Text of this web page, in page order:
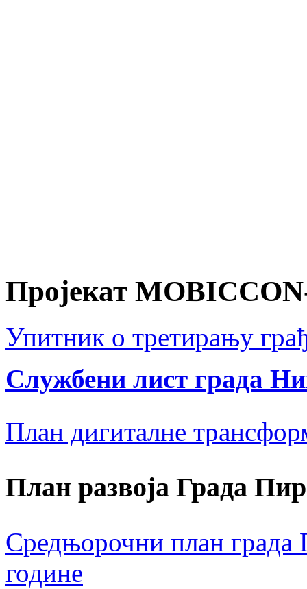
Пројекат
Упитник о третирању
Службени лист града
План дигиталне
План развоја Града
Средњорочни план града
године